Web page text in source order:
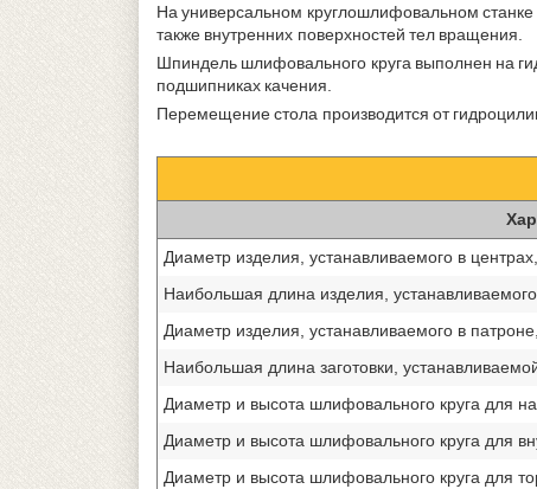
На универсальном круглошлифовальном
также внутренних поверхностей тел вращения.
Шпиндель шлифовального круга выполнен на
подшипниках качения.
Перемещение стола производится от
Диаметр изделия, устанавливаемого в
Наибольшая длина изделия,
Диаметр изделия, устанавливаемого в
Наибольшая длина заготовки,
Диаметр и высота шлифовального круга для
Диаметр и высота шлифовального круга для
Диаметр и высота шлифовального круга для